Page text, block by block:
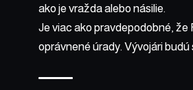
ako je vražda alebo násilie.
Je viac ako pravdepodobné,
oprávnené úrady. Vývojári